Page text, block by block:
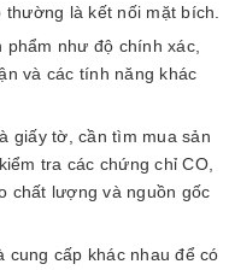
là kết nối mặt bích.
phẩm như độ chính xác,
và các tính năng khác
giấy tờ, cần tìm mua sản
tra các chứng chỉ CO,
chất lượng và nguồn gốc
cung cấp khác nhau để có